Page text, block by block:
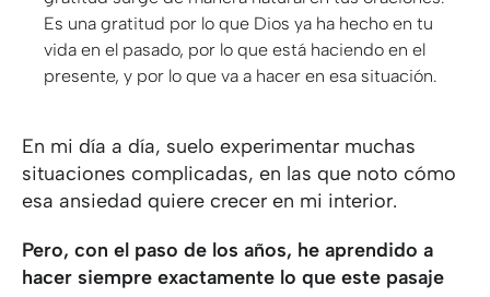
Es una gratitud por lo que Dios ya ha hecho en tu
vida en el pasado, por lo que está haciendo en el
presente, y por lo que va a hacer en esa situación.
En mi día a día, suelo experimentar muchas
situaciones complicadas, en las que noto cómo
esa ansiedad quiere crecer en mi interior.
Pero, con el paso de los años, he aprendido a
hacer siempre exactamente lo que este pasaje